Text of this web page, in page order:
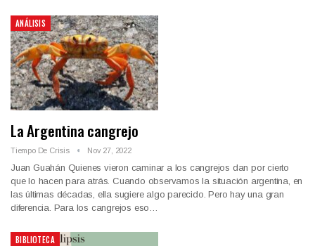
ANÁLISIS
La Argentina cangrejo
Tiempo De Crisis Nov 27, 2022
Juan Guahán Quienes vieron caminar a los cangrejos dan por cierto
que lo hacen para atrás. Cuando observamos la situación argentina, en
las últimas décadas, ella sugiere algo parecido. Pero hay una gran
diferencia. Para los cangrejos eso…
BIBLIOTECA